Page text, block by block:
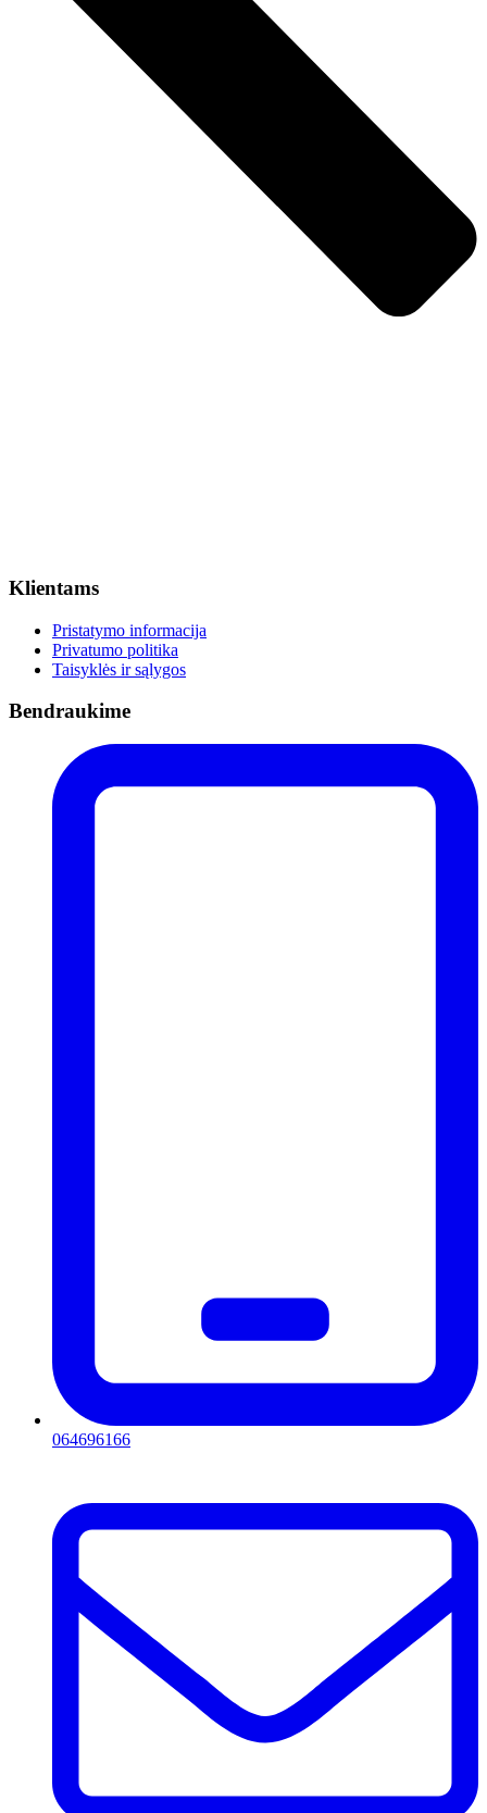
Klientams
Pristatymo informacija
Privatumo politika
Taisyklės ir sąlygos
Bendraukime
064696166